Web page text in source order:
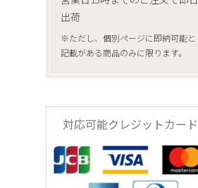
出荷
※ただし、個別ページに即納可能と
記載がある商品のみに限ります。
対応可能クレジットカード